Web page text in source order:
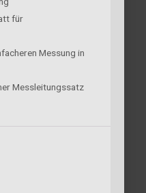
für
Messung in
Messleitungssatz